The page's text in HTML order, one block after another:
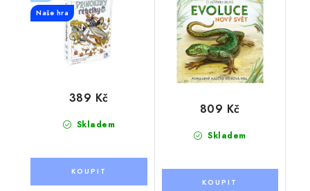
Naše hra
Skladem
389 Kč
Skladem
809 Kč